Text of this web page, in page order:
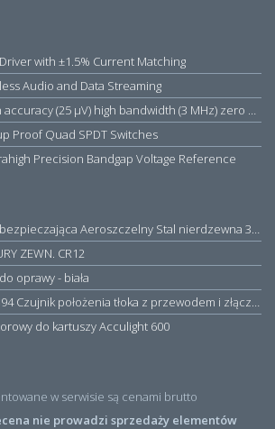
with ±1.5% Current Matching
Audio and Data Streaming
TSZ182IST Very high accuracy (25 µV) high bandwidth (3 MHz) zero drift 5 V operational amplifiers
Proof Quad SPDT Switches
Precision Bandgap Voltage Reference
RS PRO Nakrętka zabezpieczająca Aeroszczelny Stal nierdzewna 316 Zwykłe
ZEWN. CR12
oprawy - biała
CE3M8P W0952029394 Czujnik położenia tłoka z przewodem i złączem M8, PNP NO, 10...30VDC, 100mA, METALWORK, METAL WORK jak MZT1-0
do kartuszy Acculight 600
w serwisie są cenami brutto
nie prowadzi sprzedaży elementów